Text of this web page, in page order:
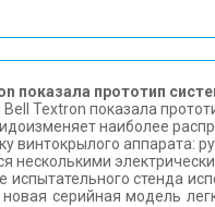
показала прототип
Textron показала
наиболее
винтокрылого аппарата:
несколькими
испытательного стенда
серийная модель